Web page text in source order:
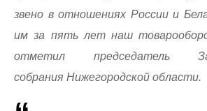
звено в отношениях России и
им за пять лет наш
отметил председатель
собрания Нижегородской области.